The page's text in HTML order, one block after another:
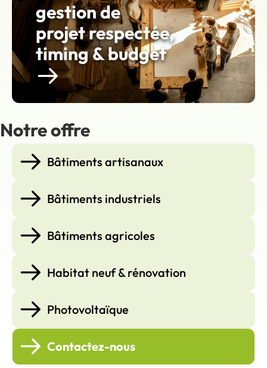
gestion de
projet respectée,
timing & budget
Notre offre
Bâtiments artisanaux
Bâtiments industriels
Bâtiments agricoles
Habitat neuf & rénovation
Photovoltaïque
Contactez-nous